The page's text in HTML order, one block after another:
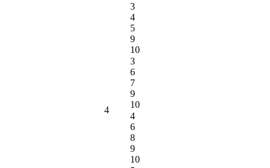
4
3
4
5
9
10
3
6
7
9
10
4
6
8
9
10